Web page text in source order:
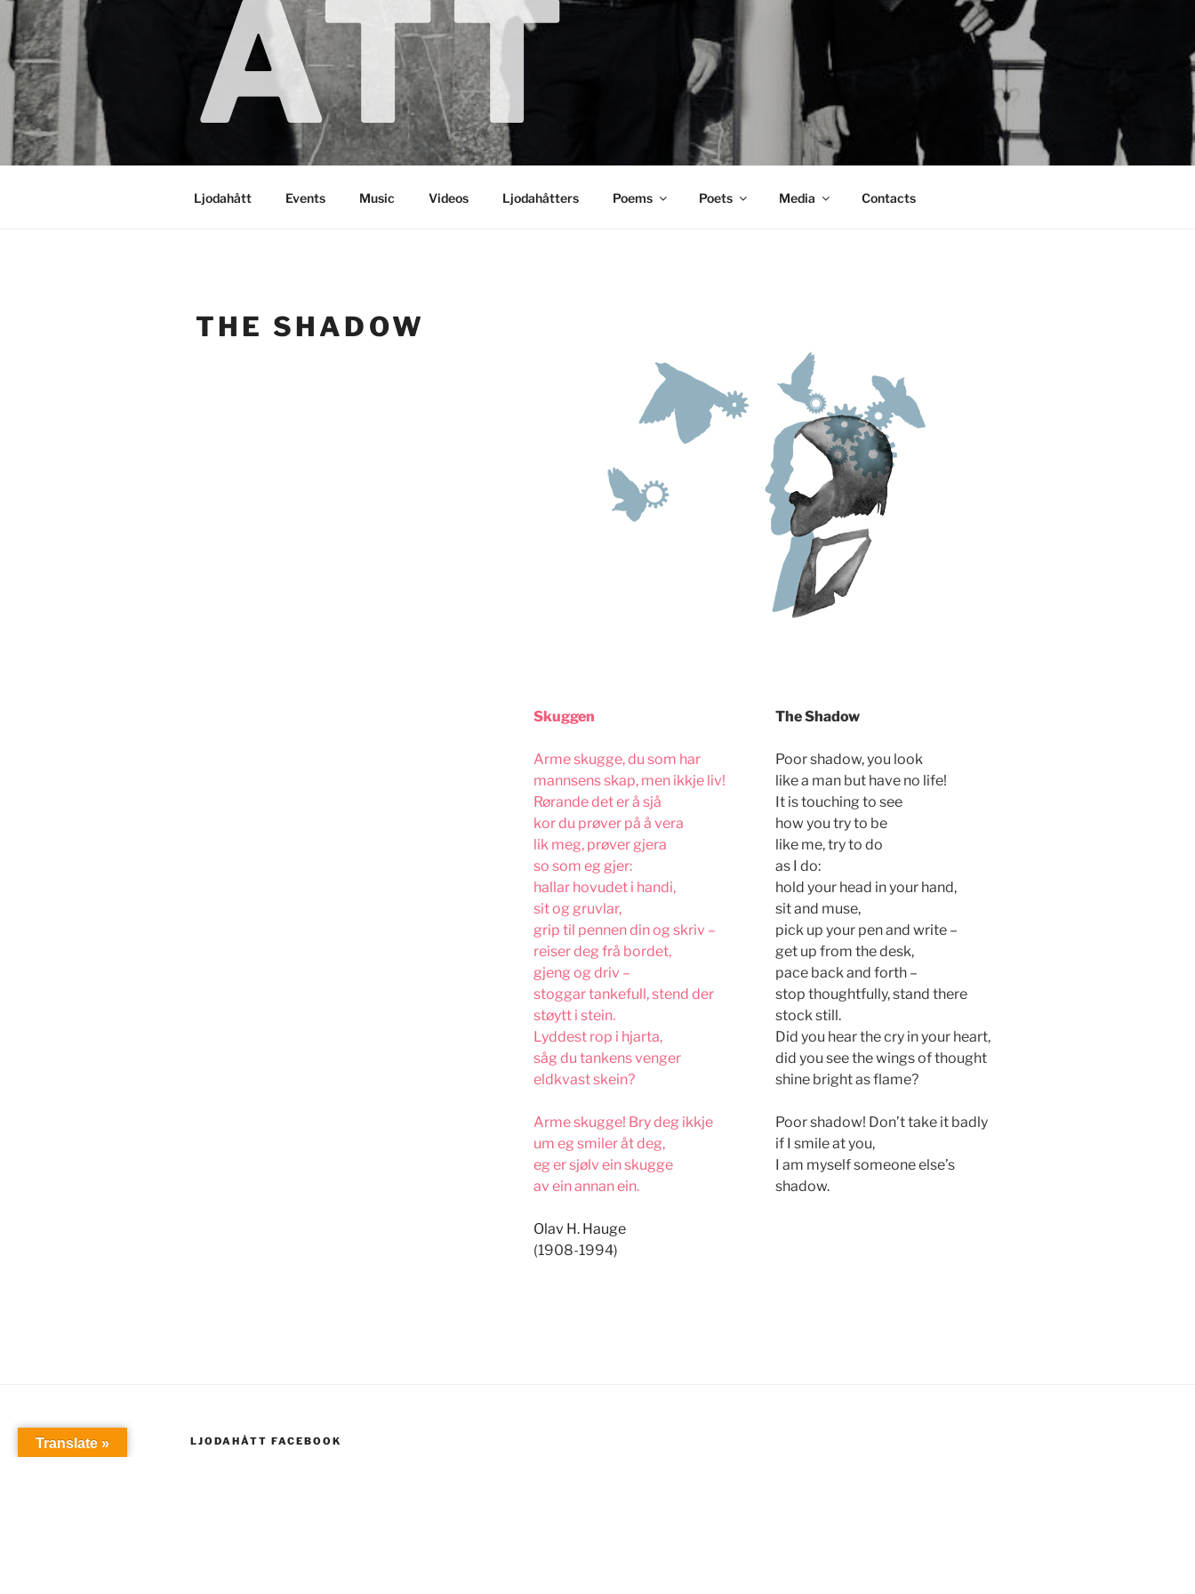
ÅTT
Ljodahått Events Music Videos Ljodahåtters Poems Poets Media Contacts
THE SHADOW
Skuggen
Arme skugge, du som har
mannsens skap, men ikkje liv!
Rørande det er å sjå
kor du prøver på å vera
lik meg, prøver gjera
so som eg gjer:
hallar hovudet i handi,
sit og gruvlar,
grip til pennen din og skriv –
reiser deg frå bordet,
gjeng og driv –
stoggar tankefull, stend der
støytt i stein.
Lyddest rop i hjarta,
såg du tankens venger
eldkvast skein?
Arme skugge! Bry deg ikkje
um eg smiler åt deg,
eg er sjølv ein skugge
av ein annan ein.
Olav H. Hauge
(1908-1994)
The Shadow
Poor shadow, you look
like a man but have no life!
It is touching to see
how you try to be
like me, try to do
as I do:
hold your head in your hand,
sit and muse,
pick up your pen and write –
get up from the desk,
pace back and forth –
stop thoughtfully, stand there
stock still.
Did you hear the cry in your heart,
did you see the wings of thought
shine bright as flame?
Poor shadow! Don’t take it badly
if I smile at you,
I am myself someone else’s
shadow.
LJODAHÅTT FACEBOOK
Translate »